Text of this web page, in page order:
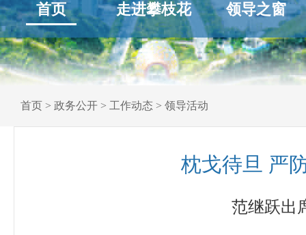
首页 走进攀枝花 领导之窗
首页 > 政务公开 > 工作动态 > 领导活动
枕戈待旦 严
范继跃出